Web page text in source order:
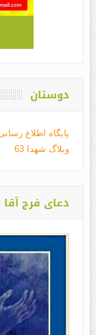
دوستان
پایگاه اطلاع
وبلاگ شهدا 63
دعای فرج